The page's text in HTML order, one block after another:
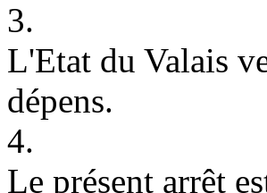
3.
L'Etat du Valais
dépens.
4.
Le présent arrêt